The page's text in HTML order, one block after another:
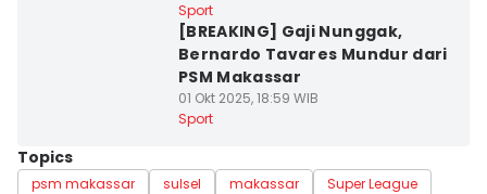
Sport
[BREAKING] Gaji Nunggak,
Bernardo Tavares Mundur dari
PSM Makassar
01 Okt 2025, 18:59 WIB
Sport
Topics
psm makassar sulsel makassar
Super League